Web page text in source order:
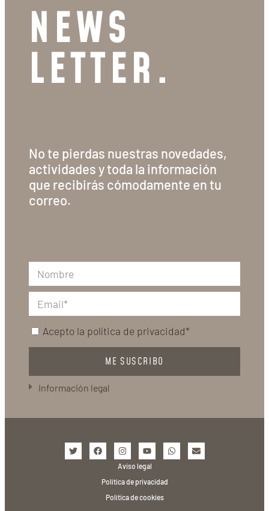
NEWS
LETTER.
No te pierdas nuestras novedades,
actividades y toda la información
que recibirás cómodamente en tu
correo.
Acepto la política de privacidad*
ME SUSCRIBO
Información legal
Aviso legal
Política de privacidad
Política de cookies